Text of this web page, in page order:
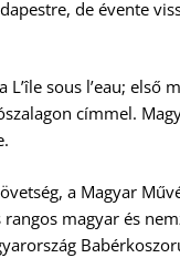
de évente
sous l’eau; első
címmel.
a Magyar
magyar és